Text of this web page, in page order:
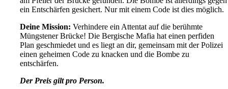
ein Entschärfen gesichert. Nur mit einem Code ist dies möglich.
Deine Mission: Verhindere ein Attentat auf die berühmte
Müngstener Brücke! Die Bergische Mafia hat einen perfiden
Plan geschmiedet und es liegt an dir, gemeinsam mit der Polizei
einen geheimen Code zu knacken und die Bombe zu
entschärfen.
Der Preis gilt pro Person.